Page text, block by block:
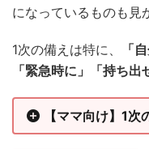
になっているものも見
1次の備えは特に、
「
「緊急時に」「持ち出
【ママ向け】1次